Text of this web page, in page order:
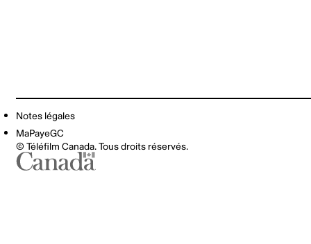
Notes légales
MaPayeGC
© Téléfilm Canada. Tous droits réservés.